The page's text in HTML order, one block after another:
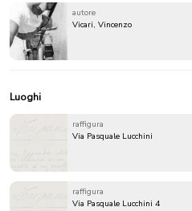
autore
Vicari, Vincenzo
Luoghi
raffigura
Via Pasquale Lucchini
raffigura
Via Pasquale Lucchini 4